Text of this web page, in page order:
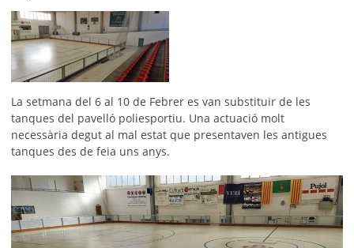
La setmana del 6 al 10 de Febrer es van substituir de les
tanques del pavelló poliesportiu. Una actuació molt
necessària degut al mal estat que presentaven les antigues
tanques des de feia uns anys.